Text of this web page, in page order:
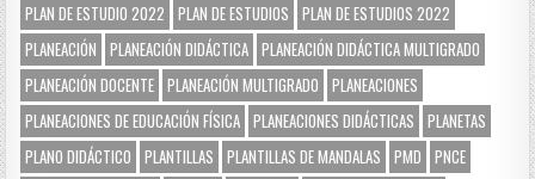
PLAN DE ESTUDIO 2022
PLAN DE ESTUDIOS
PLAN DE ESTUDIOS 2022
PLANEACIÓN
PLANEACIÓN DIDÁCTICA PLANEACIÓN DIDÁCTICA MULTIGRADO
PLANEACIÓN DOCENTE PLANEACIÓN MULTIGRADO
PLANEACIONES
PLANEACIONES DE EDUCACIÓN FÍSICA PLANEACIONES DIDÁCTICAS
PLANETAS
PLANO DIDÁCTICO
PLANTILLAS PLANTILLAS DE MANDALAS PMD
PNCE